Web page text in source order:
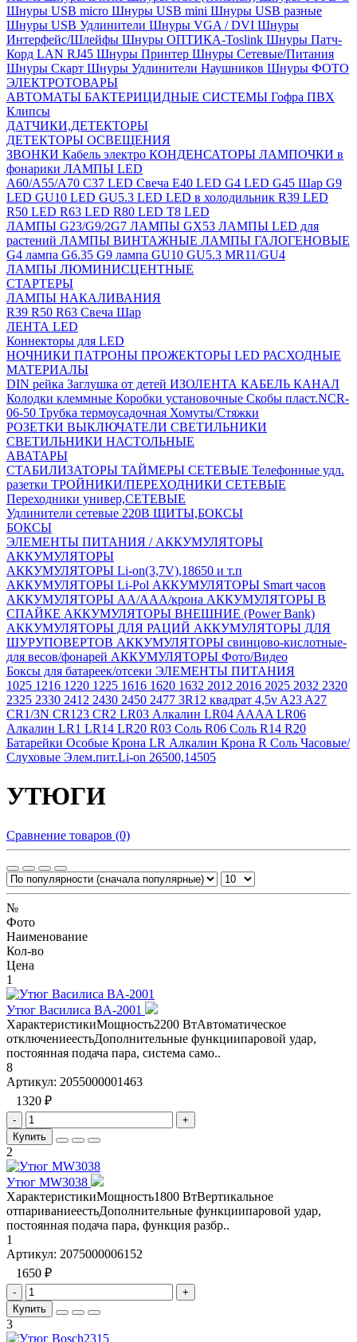
Шнуры USB micro Шнуры USB mini Шнуры USB разные
Шнуры USB Удлинители Шнуры VGA / DVI Шнуры
Интерфейс/Шлейфы Шнуры ОПТИКА-Toslink Шнуры Патч-
Корд LAN RJ45 Шнуры Принтер Шнуры Сетевые/Питания
Шнуры Скарт Шнуры Удлинители Наушников Шнуры ФОТО
ЭЛЕКТРОТОВАРЫ
АВТОМАТЫ БАКТЕРИЦИДНЫЕ СИСТЕМЫ Гофра ПВХ
Клипсы
ДАТЧИКИ,ДЕТЕКТОРЫ
ДЕТЕКТОРЫ ОСВЕЩЕНИЯ
ЗВОНКИ Кабель электро КОНДЕНСАТОРЫ ЛАМПОЧКИ в
фонарики ЛАМПЫ LED
A60/A55/A70 C37 LED Свеча E40 LED G4 LED G45 Шар G9
LED GU10 LED GU5.3 LED LED в холодильник R39 LED
R50 LED R63 LED R80 LED T8 LED
ЛАМПЫ G23/G9/2G7 ЛАМПЫ GX53 ЛАМПЫ LED для
растений ЛАМПЫ ВИНТАЖНЫЕ ЛАМПЫ ГАЛОГЕНОВЫЕ
G4 лампа G6.35 G9 лампа GU10 GU5.3 MR11/GU4
ЛАМПЫ ЛЮМИНИСЦЕНТНЫЕ
СТАРТЕРЫ
ЛАМПЫ НАКАЛИВАНИЯ
R39 R50 R63 Свеча Шар
ЛЕНТА LED
Коннекторы для LED
НОЧНИКИ ПАТРОНЫ ПРОЖЕКТОРЫ LED РАСХОДНЫЕ
МАТЕРИАЛЫ
DIN рейка Заглушка от детей ИЗОЛЕНТА КАБЕЛЬ КАНАЛ
Колодки клеммные Коробки установочные Скобы пласт.NCR-
06-50 Трубка термоусадочная Хомуты/Стяжки
РОЗЕТКИ ВЫКЛЮЧАТЕЛИ СВЕТИЛЬНИКИ
СВЕТИЛЬНИКИ НАСТОЛЬНЫЕ
АВАТАРЫ
СТАБИЛИЗАТОРЫ ТАЙМЕРЫ СЕТЕВЫЕ Телефонные удл.
разетки ТРОЙНИКИ/ПЕРЕХОДНИКИ СЕТЕВЫЕ
Переходники универ,СЕТЕВЫЕ
Удлинители сетевые 220В ЩИТЫ,БОКСЫ
БОКСЫ
ЭЛЕМЕНТЫ ПИТАНИЯ / АККУМУЛЯТОРЫ
АККУМУЛЯТОРЫ
АККУМУЛЯТОРЫ Li-on(3,7V),18650 и т.п
АККУМУЛЯТОРЫ Li-Pol АККУМУЛЯТОРЫ Smart часов
АККУМУЛЯТОРЫ АА/ААА/крона АККУМУЛЯТОРЫ В
СПАЙКЕ АККУМУЛЯТОРЫ ВНЕШНИЕ (Power Bank)
АККУМУЛЯТОРЫ ДЛЯ РАЦИЙ АККУМУЛЯТОРЫ ДЛЯ
ШУРУПОВЕРТОВ АККУМУЛЯТОРЫ свинцово-кислотные-
для весов/фонарей АККУМУЛЯТОРЫ Фото/Видео
Боксы для батареек/отсеки ЭЛЕМЕНТЫ ПИТАНИЯ
1025 1216 1220 1225 1616 1620 1632 2012 2016 2025 2032 2320
2325 2330 2412 2430 2450 2477 3R12 квадрат 4,5v A23 A27
CR1/3N CR123 CR2 LR03 Алкалин LR04 AAAA LR06
Алкалин LR1 LR14 LR20 R03 Соль R06 Соль R14 R20
Батарейки Особые Крона LR Алкалин Крона R Соль Часовые/
Слуховые Элем.пит.Li-on 26500,14505
УТЮГИ
Сравнение товаров (0)
№
Фото
Наименование
Кол-во
Цена
1
Утюг Василиса BA-2001
ХарактеристикиМощность2200 ВтАвтоматическое
отключениеестьДополнительные функциипаровой удар,
постоянная подача пара, система само..
8
Артикул: 2055000001463
1320 ₽
-
+
Купить
2
Утюг MW3038
ХарактеристикиМощность1800 ВтВертикальное
отпариваниеестьДополнительные функциипаровой удар,
постоянная подача пара, функция разбр..
1
Артикул: 2075000006152
1650 ₽
-
+
Купить
3